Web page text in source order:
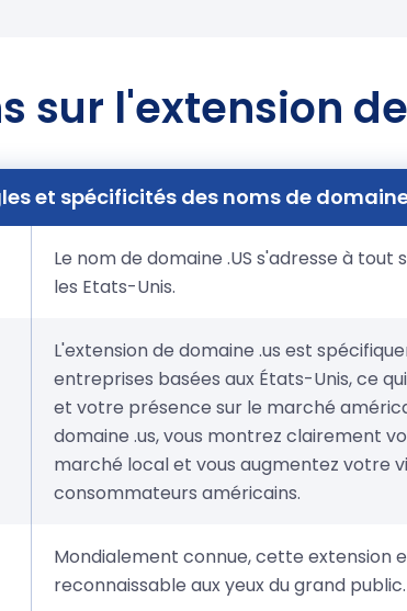
sur l'extension
et spécificités des noms de
Le nom de domaine .US s'adresse à
les Etats-Unis.
L'extension de domaine .us est
entreprises basées aux États-Unis, ce
et votre présence sur le marché
domaine .us, vous montrez clairement
marché local et vous augmentez votre
consommateurs américains.
Mondialement connue, cette extension
reconnaissable aux yeux du grand public.